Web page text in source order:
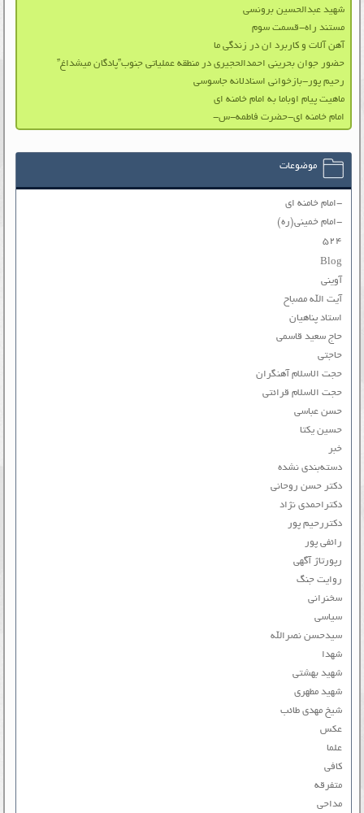
شهید عبدالحسین برونسی
مستند راه-قسمت سوم
آهن آلات و کاربرد ان در زندگی ما
حضور جوان بحرینی احمدالحجیری در منطقه عملیاتی جنوب”پادگان میشداغ”
رحیم پور-بازخوانی اسنادلانه جاسوسی
ماهیت پیام اوباما به امام خامنه ای
امام خامنه ای-حضرت فاطمه-س-
موضوعات
-امام خامنه ای
-امام خمینی(ره)
۵۲۴
Blog
آوینی
آیت الله مصباح
استاد پناهیان
حاج سعید قاسمی
حاجتی
حجت الاسلام آهنگران
حجت الاسلام قرائتی
حسن عباسی
حسین یکتا
خبر
دسته‌بندی نشده
دکتر حسن روحانی
دکتراحمدی نژاد
دکتررحیم پور
رائفی پور
رپورتاژ آگهی
روایت جنگ
سخنرانی
سیاسی
سیدحسن نصرالله
شهدا
شهید بهشتی
شهید مطهری
شیخ مهدی طائب
عکس
علما
کافی
متفرقه
مداحی